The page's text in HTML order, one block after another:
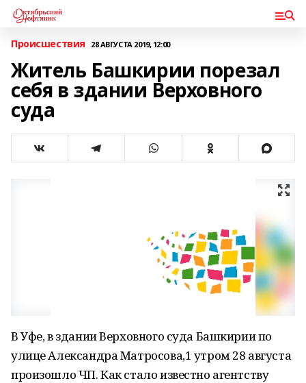
Происшествия 28 АВГУСТА 2019, 12:00
Житель Башкирии порезал
себя в здании Верховного
суда
В Уфе, в здании Верховного суда Башкирии по
улице Александра Матросова,1 утром 28 августа
произошло ЧП. Как стало известно агентству